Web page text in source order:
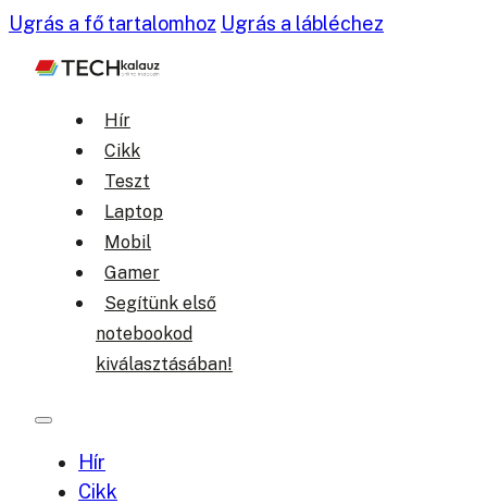
Ugrás a fő tartalomhoz Ugrás a lábléchez
Hír
Cikk
Teszt
Laptop
Mobil
Gamer
Segítünk első
notebookod
kiválasztásában!
Hír
Cikk